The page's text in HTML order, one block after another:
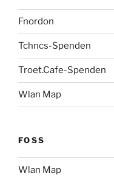
Fnordon
Tchncs-Spenden
Troet.Cafe-Spenden
Wlan Map
FOSS
Wlan Map